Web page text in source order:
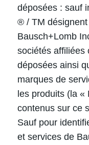
déposées : sauf
® / TM
Bausch+Lomb
sociétés affiliées
déposées ainsi
marques de
les produits (la «
contenus sur ce
Sauf pour
et services de